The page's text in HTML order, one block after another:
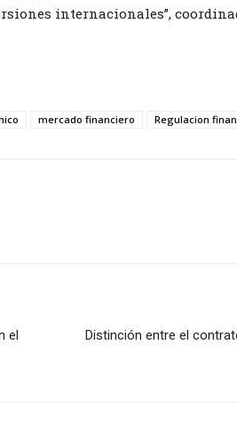
internacionales”,
mercado financiero Regulacion
el
Distinción entre el